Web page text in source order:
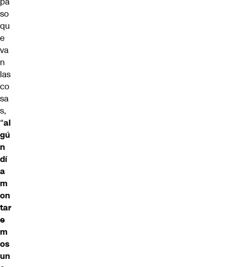
so
qu
e
va
n
las
co
sa
s,
“al
gú
n
dí
a
m
on
tar
e
m
os
un